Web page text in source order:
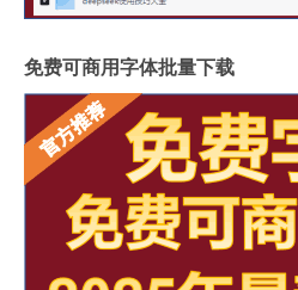
免费可商用字体批量下载